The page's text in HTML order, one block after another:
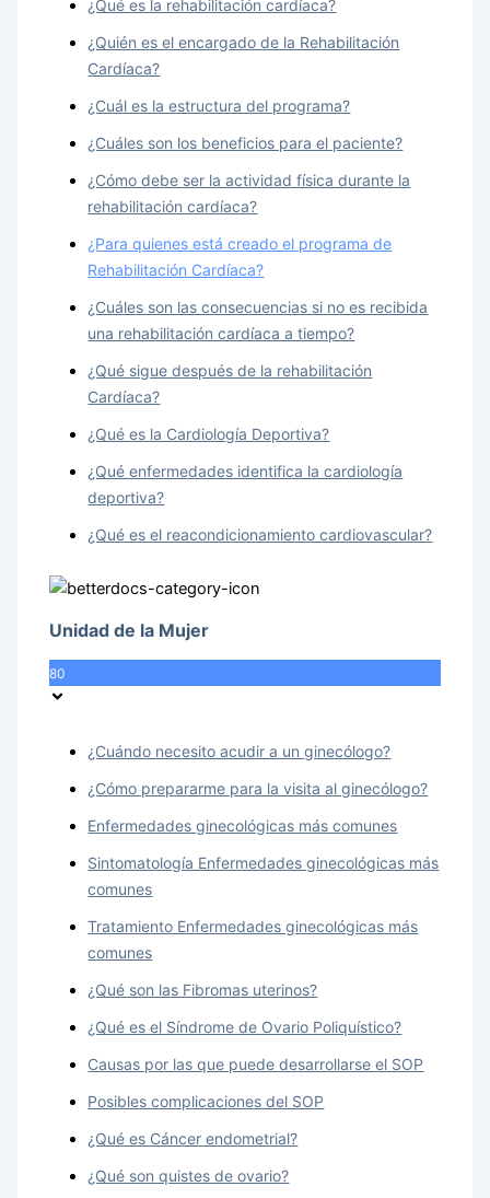
¿Qué es la rehabilitación cardíaca?
¿Quién es el encargado de la Rehabilitación
Cardíaca?
¿Cuál es la estructura del programa?
¿Cuáles son los beneficios para el paciente?
¿Cómo debe ser la actividad física durante la
rehabilitación cardíaca?
¿Para quienes está creado el programa de
Rehabilitación Cardíaca?
¿Cuáles son las consecuencias si no es recibida
una rehabilitación cardíaca a tiempo?
¿Qué sigue después de la rehabilitación
Cardíaca?
¿Qué es la Cardiología Deportiva?
¿Qué enfermedades identifica la cardiología
deportiva?
¿Qué es el reacondicionamiento cardiovascular?
Unidad de la Mujer
80
¿Cuándo necesito acudir a un ginecólogo?
¿Cómo prepararme para la visita al ginecólogo?
Enfermedades ginecológicas más comunes
Sintomatología Enfermedades ginecológicas más
comunes
Tratamiento Enfermedades ginecológicas más
comunes
¿Qué son las Fibromas uterinos?
¿Qué es el Síndrome de Ovario Poliquístico?
Causas por las que puede desarrollarse el SOP
Posibles complicaciones del SOP
¿Qué es Cáncer endometrial?
¿Qué son quistes de ovario?